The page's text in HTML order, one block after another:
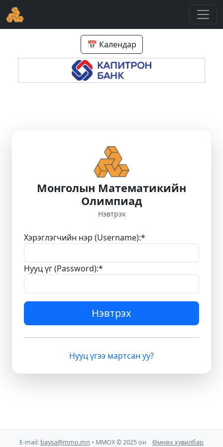
📅 Календар
Монголын Математикийн
Олимпиад
Нэвтрэх
Хэрэглэгчийн нэр (Username):*
Нууц үг (Password):*
Нэвтрэх
Нууц үгээ мартсан уу?
E-mail: baysa@mmo.mn • ММОХ © 2025 он Өмнөх хувилбар